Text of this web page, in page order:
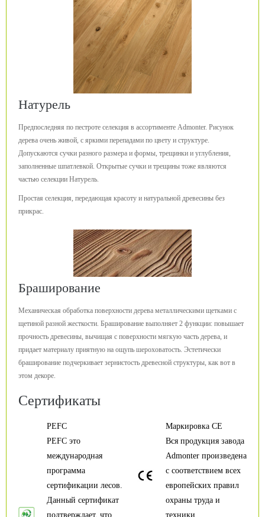
Натурель
Предпоследняя по пестроте селекция в ассортименте Admonter. Рисунок
дерева очень живой, с яркими перепадами по цвету и структуре.
Допускаются сучки разного размера и формы, трещинки и углубления,
заполненные шпатлевкой. Открытые сучки и трещины тоже являются
частью селекции Натурель.
Простая селекция, передающая красоту и натуральной древесины без
прикрас.
Браширование
Механическая обработка поверхности дерева металлическими щетками с
щетиной разной жесткости. Браширование выполняет 2 функции: повышает
прочность древесины, вычищая с поверхности мягкую часть дерева, и
придает материалу приятную на ощупь шероховатость. Эстетически
браширование подчеркивает зернистость древесной структуры, как вот в
этом декоре.
Сертификаты
Маркировка CE
Вся продукция завода
Admonter произведена
с соответствием всех
европейских правил
охраны труда и
техники
PEFC
PEFC это
международная
программа
сертификации лесов.
Данный сертификат
подтверждает, что